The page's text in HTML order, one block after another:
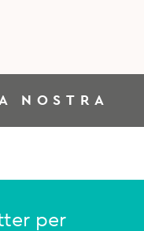
NOSTRA
per